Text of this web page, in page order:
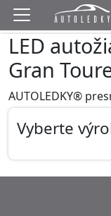
LED
Gran
AUTOLEDKY®
Vyberte